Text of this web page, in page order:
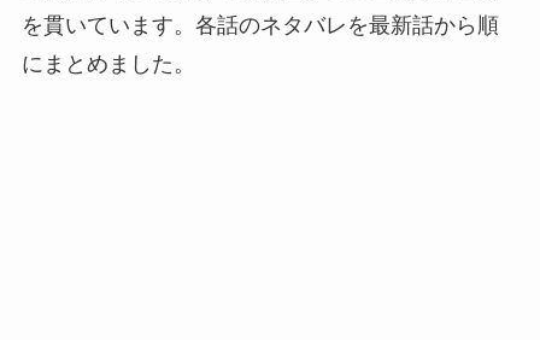
を貫いています。各話のネタバレを最新話から順
にまとめました。